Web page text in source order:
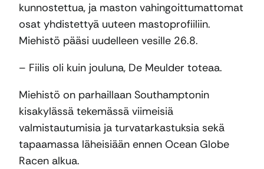
kunnostettua, ja maston vahingoittumattomat
osat yhdistettyä uuteen mastoprofiiliin.
Miehistö pääsi uudelleen vesille 26.8.
– Fiilis oli kuin jouluna, De Meulder toteaa.
Miehistö on parhaillaan Southamptonin
kisakylässä tekemässä viimeisiä
valmistautumisia ja turvatarkastuksia sekä
tapaamassa läheisiään ennen Ocean Globe
Racen alkua.